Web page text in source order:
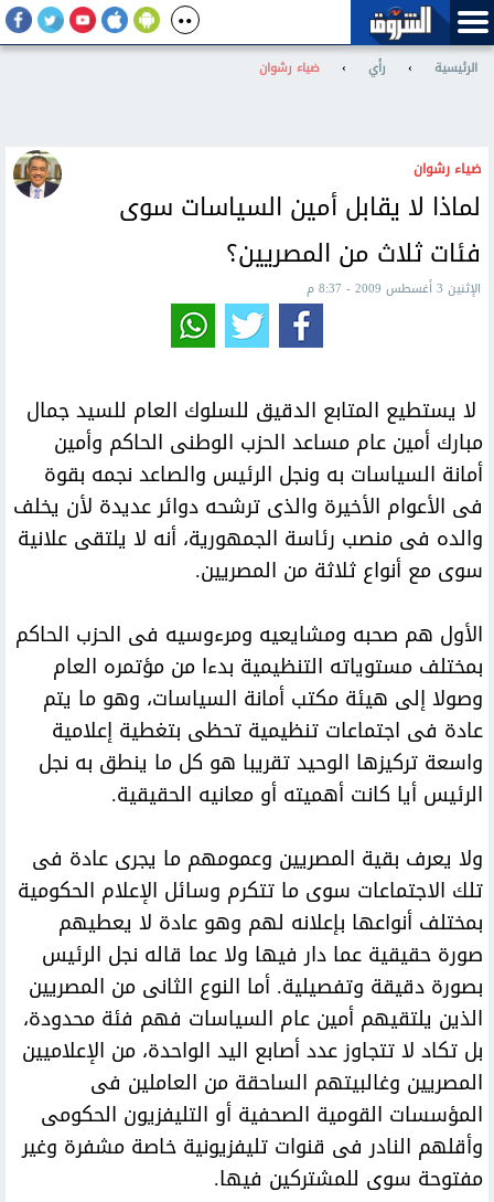
الرئيسية › رأي › ضياء رشوان
ضياء رشوان
لماذا لا يقابل أمين السياسات سوى
فئات ثلاث من المصريين؟
الإثنين 3 أغسطس 2009 - 8:37 م
لا يستطيع المتابع الدقيق للسلوك العام للسيد جمال
مبارك أمين عام مساعد الحزب الوطنى الحاكم وأمين
أمانة السياسات به ونجل الرئيس والصاعد نجمه بقوة
فى الأعوام الأخيرة والذى ترشحه دوائر عديدة لأن يخلف
والده فى منصب رئاسة الجمهورية، أنه لا يلتقى علانية
سوى مع أنواع ثلاثة من المصريين.
الأول هم صحبه ومشايعيه ومرءوسيه فى الحزب الحاكم
بمختلف مستوياته التنظيمية بدءا من مؤتمره العام
وصولا إلى هيئة مكتب أمانة السياسات، وهو ما يتم
عادة فى اجتماعات تنظيمية تحظى بتغطية إعلامية
واسعة تركيزها الوحيد تقريبا هو كل ما ينطق به نجل
الرئيس أيا كانت أهميته أو معانيه الحقيقية.
ولا يعرف بقية المصريين وعمومهم ما يجرى عادة فى
تلك الاجتماعات سوى ما تتكرم وسائل الإعلام الحكومية
بمختلف أنواعها بإعلانه لهم وهو عادة لا يعطيهم
صورة حقيقية عما دار فيها ولا عما قاله نجل الرئيس
بصورة دقيقة وتفصيلية. أما النوع الثانى من المصريين
الذين يلتقيهم أمين عام السياسات فهم فئة محدودة،
بل تكاد لا تتجاوز عدد أصابع اليد الواحدة، من الإعلاميين
المصريين وغالبيتهم الساحقة من العاملين فى
المؤسسات القومية الصحفية أو التليفزيون الحكومى
وأقلهم النادر فى قنوات تليفزيونية خاصة مشفرة وغير
مفتوحة سوى للمشتركين فيها.